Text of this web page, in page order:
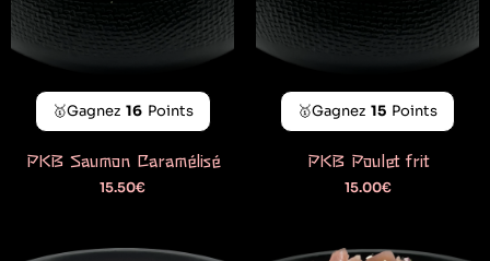
🥇Gagnez 16 Points
PKB Saumon Caramélisé
15.50€
🥇Gagnez 15 Points
PKB Poulet frit
15.00€